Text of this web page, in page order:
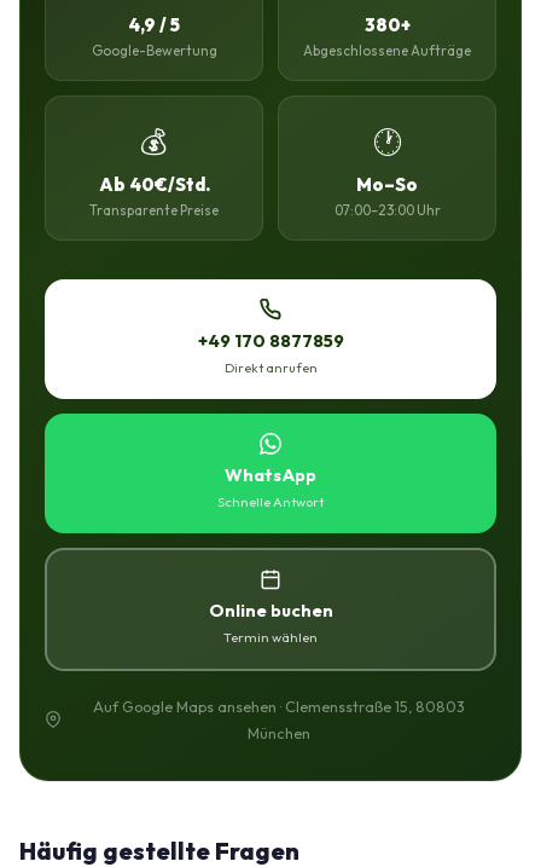
4,9 / 5
Google-Bewertung
380+
Abgeschlossene Aufträge
💰
Ab 40€/Std.
Transparente Preise
🕐
Mo–So
07:00–23:00 Uhr
+49 170 8877859
Direkt anrufen
WhatsApp
Schnelle Antwort
Online buchen
Termin wählen
Auf Google Maps ansehen · Clemensstraße 15, 80803
München
Häufig gestellte Fragen